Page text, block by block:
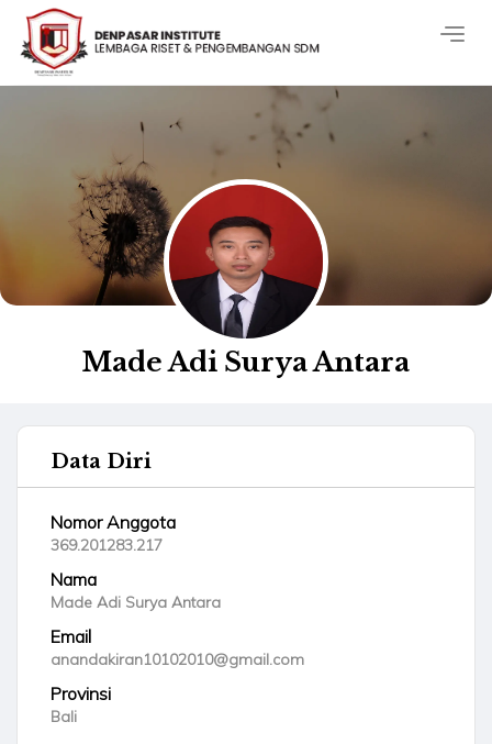
Made Adi Surya Antara
Data Diri
Nomor Anggota
369.201283.217
Nama
Made Adi Surya Antara
Email
anandakiran10102010@gmail.com
Provinsi
Bali